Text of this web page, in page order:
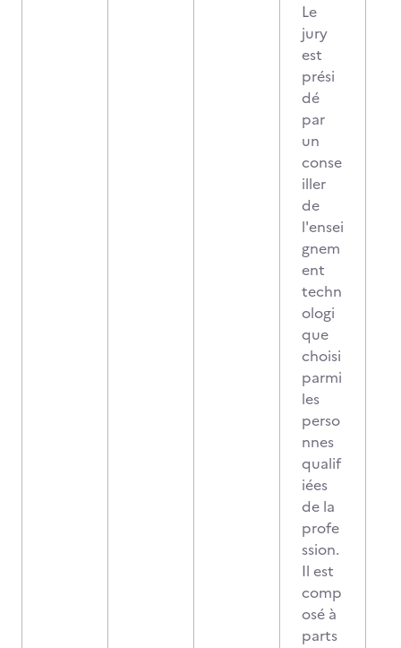
Le
jury
est
prési
dé
par
un
conse
iller
de
l'ensei
gnem
ent
techn
ologi
que
choisi
parmi
les
perso
nnes
qualif
iées
de la
profe
ssion.
Il est
comp
osé à
parts